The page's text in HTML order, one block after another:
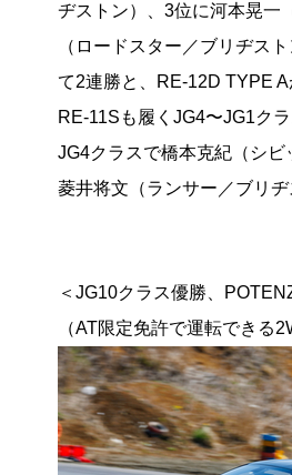
ヂストン）、3位に河本晃一
（ロードスター／ブリヂス
て2連勝と、RE-12D TYPE A
RE-11Sも履くJG4〜JG1ク
JG4クラスで橋本克紀（シ
菱井将文（ランサー／ブリ
＜JG10クラス優勝、
（AT限定免許で運転できる